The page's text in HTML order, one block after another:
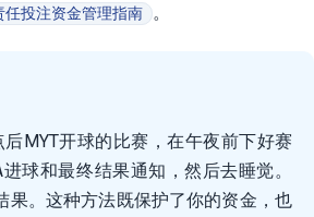
任投注资金管理指南 。
MYT开球的比赛，在午夜前下好赛
球和最终结果通知，然后去睡觉。
果。这种方法既保护了你的资金，也